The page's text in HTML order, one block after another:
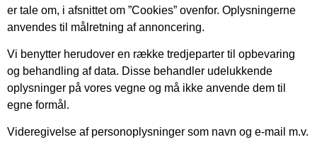
er tale om, i afsnittet om ”Cookies” ovenfor. Oplysningerne
anvendes til målretning af annoncering.
Vi benytter herudover en række tredjeparter til opbevaring
og behandling af data. Disse behandler udelukkende
oplysninger på vores vegne og må ikke anvende dem til
egne formål.
Videregivelse af personoplysninger som navn og e-mail m.v.